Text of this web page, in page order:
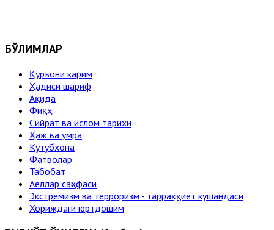
БЎЛИМЛАР
Қуръони карим
Ҳадиси шариф
Ақида
Фиқҳ
Сийрат ва ислом тарихи
Ҳаж ва умра
Кутубхона
Фатволар
Табобат
Аёллар саҳифаси
Экстремизм ва терроризм - тарраққиёт кушандаси
Хориждаги юртдошим